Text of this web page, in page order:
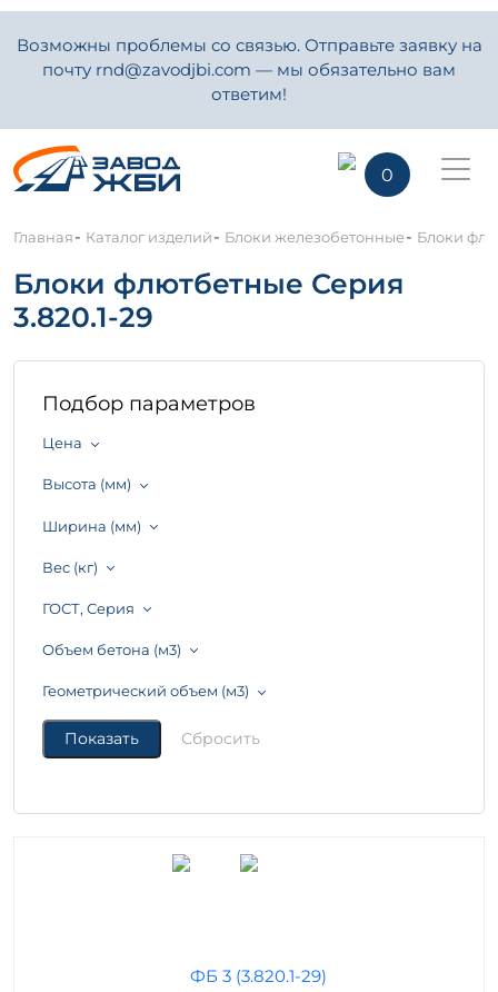
Возможны проблемы со связью. Отправьте заявку на
почту rnd@zavodjbi.com — мы обязательно вам
ответим!
0
Главная- Каталог изделий- Блоки железобетонные- Блоки
Блоки флютбетные Серия
3.820.1-29
Подбор параметров
Цена
Высота (мм)
Ширина (мм)
Вес (кг)
ГОСТ, Серия
Объем бетона (м3)
Геометрический объем (м3)